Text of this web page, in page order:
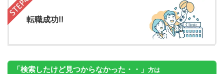
転職成功!!
「検索したけど見つからなかった・・」 方は